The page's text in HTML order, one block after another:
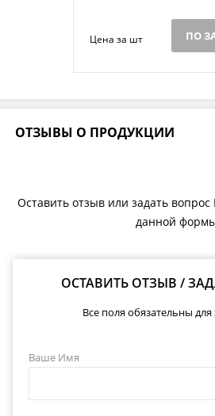
Цена за шт ПО
ОТЗЫВЫ О ПРОДУКЦИИ
Оставить отзыв или задать
данной
ОСТАВИТЬ ОТЗЫВ /
Все поля обязательны
Ваше Имя